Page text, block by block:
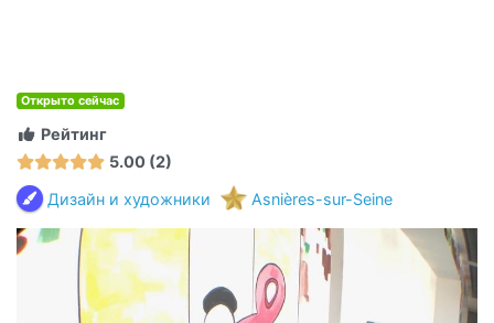
Открыто сейчас
Рейтинг
5.00 2
Дизайн и художники
Asnières-sur-Seine